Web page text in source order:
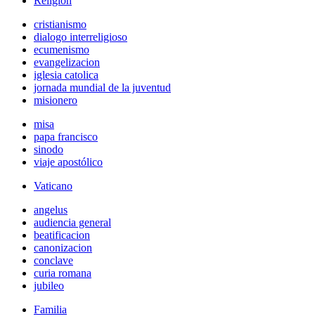
cristianismo
dialogo interreligioso
ecumenismo
evangelizacion
iglesia catolica
jornada mundial de la juventud
misionero
misa
papa francisco
sinodo
viaje apostólico
Vaticano
angelus
audiencia general
beatificacion
canonizacion
conclave
curia romana
jubileo
Familia